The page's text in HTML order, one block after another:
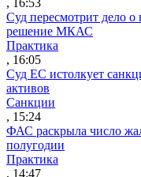
Суд пересмотрит дело о
решение МКАС
Практика
, 16:05
Суд ЕС истолкует
активов
Санкции
, 15:24
ФАС раскрыла число
полугодии
Практика
, 14:47